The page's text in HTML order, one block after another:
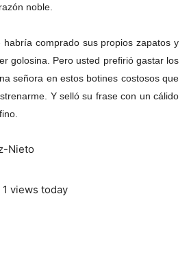
noble.
comprado sus propios zapatos y
golosina. Pero usted prefirió gastar los
señora en estos botines costosos que
Y selló su frase con un cálido
Nieto
1 views today